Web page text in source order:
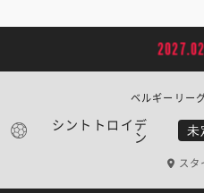
シントトロイデ
ン 未
ベルギーリ
スタ